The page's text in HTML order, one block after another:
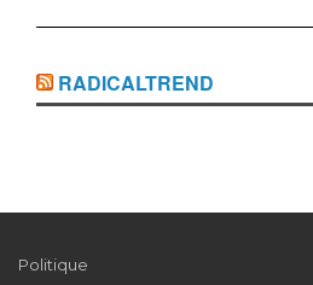
RADICALTREND
Politique